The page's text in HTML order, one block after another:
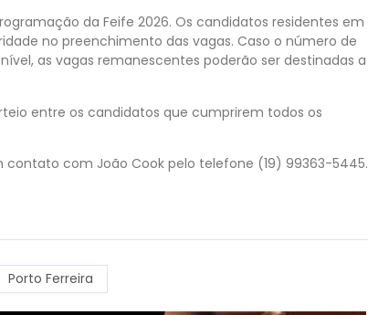
da Feife 2026. Os candidatos residentes em
no preenchimento das vagas. Caso o número de
as vagas remanescentes poderão ser destinadas a
entre os candidatos que cumprirem todos os
com João Cook pelo telefone (19) 99363-5445.
Porto Ferreira